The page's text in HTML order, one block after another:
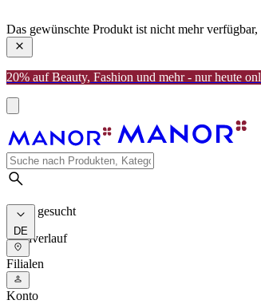
Das gewünschte Produkt ist nicht mehr
20% auf Beauty, Fashion und mehr - nur heute
Meist gesucht
Suchverlauf
DE
Filialen
Konto